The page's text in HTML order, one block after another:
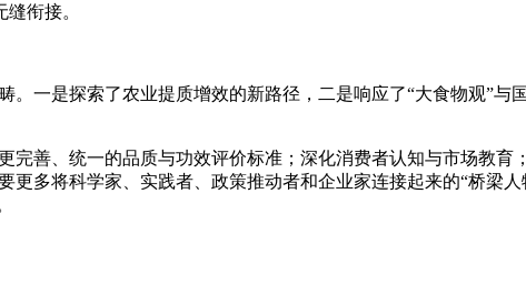
衔接。
是探索了农业提质增效的新路径，二是响应了“大食物观”与
善、统一的品质与功效评价标准；深化消费者认知与市场教育
多将科学家、实践者、政策推动者和企业家连接起来的“桥梁